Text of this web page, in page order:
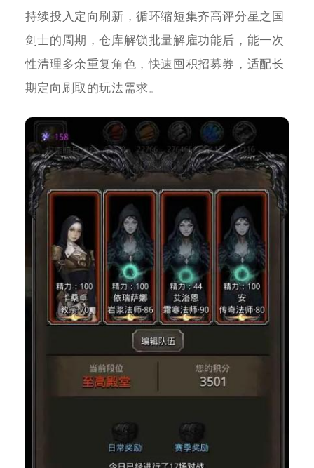
持续投入定向刷新，循环缩短集齐高评分星之国
剑士的周期，仓库解锁批量解雇功能后，能一次
性清理多余重复角色，快速囤积招募券，适配长
期定向刷取的玩法需求。